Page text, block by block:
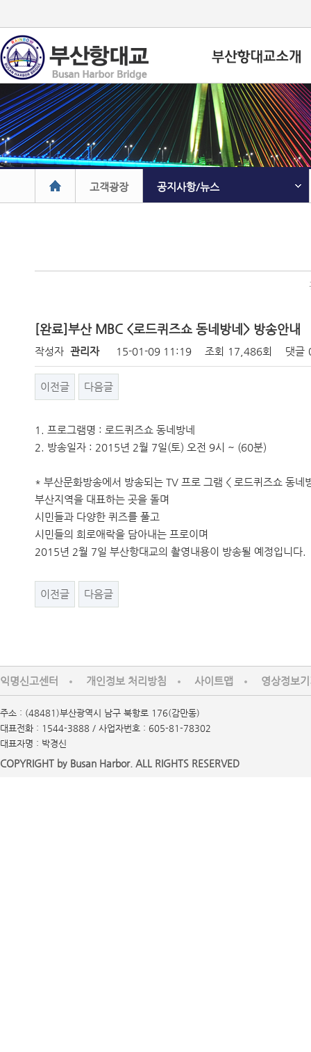
고객광장 공지사항/뉴스
[완료]부산 MBC <로드퀴즈쇼 동네방네> 방송안내
작성자 관리자 15-01-09 11:19 조회 17,486회 댓글
이전글 다음글
1. 프로그램명 : 로드퀴즈쇼 동네방네
2. 방송일자 : 2015년 2월 7일(토) 오전 9시 ~ (60분)
* 부산문화방송에서 방송되는 TV 프로 그램 < 로드퀴즈쇼 동네
부산지역을 대표하는 곳을 돌며
시민들과 다양한 퀴즈를 풀고
시민들의 희로애락을 담아내는 프로이며
2015년 2월 7일 부산항대교의 촬영내용이 방송될 예정입니다.
이전글 다음글
익명신고센터 개인정보 처리방침 사이트맵 영상정보
주소 : (48481)부산광역시 남구 북항로 176(감만동)
대표전화 : 1544-3888 / 사업자번호 : 605-81-78302
대표자명 : 박경신
COPYRIGHT by Busan Harbor. ALL RIGHTS RESERVED